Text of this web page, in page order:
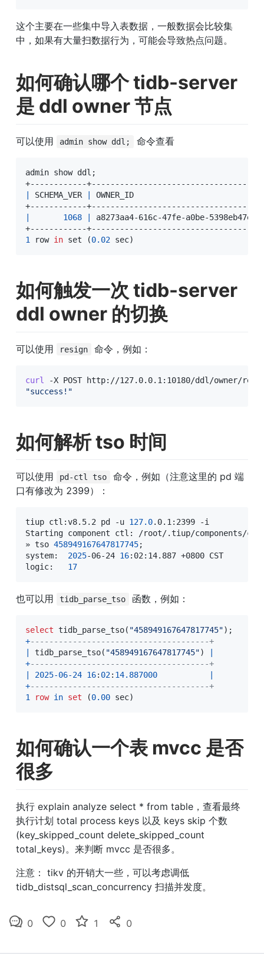
这个主要在一些集中导入表数据，一般数据会比较集
中，如果有大量扫数据行为，可能会导致热点问题。
如何确认哪个 tidb-server
是 ddl owner 节点
可以使用 admin show ddl; 命令查看
admin show ddl ;
SCHEMA_VER
1068 a8273aa4-616c-47fe-a0be-
1 row in set (0.02 sec)
如何触发一次 tidb-server
ddl owner 的切换
可以使用 resign 命令，例如：
curl
"success!"
如何解析 tso 时间
可以使用 pd-ctl tso
命令，例如（注意这里的 pd 端
口有修改为 2399）：
tiup ctl:v8.5.2 pd -u 127.0.0.1:2399 -i
Starting component ctl: /root/.tiup/components/
» tso 458949167647817745;
system: 2025-06-24 16:02:14.887 +0800 CST
logic: 17
也可以用 tidb_parse_tso 函数，例如：
select tidb_parse_tso( "458949167647817745") ;
+--------------------------------------+
tidb_parse_tso( "458949167647817745")
+--------------------------------------+
2025-06-24 16: 02: 14.887000
+--------------------------------------+
1
row in set (0.00 sec)
如何确认一个表 mvcc 是否
很多
执行 explain analyze select * from table，查看最终
执行计划 total process keys 以及 keys skip 个数
(key_skipped_count delete_skipped_count
total_keys)。来判断 mvcc 是否很多。
注意： tikv 的开销大一些，可以考虑调低
tidb_distsql_scan_concurrency 扫描并发度。
0 0 1 0